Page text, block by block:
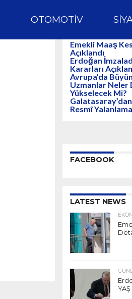
OTOMOTIV
Emekli Maaş
Açıklandı
Erdoğan
Kararları
Avrupa’da
Uzmanlar Neler
Yükselecek Mi?
Resmî Yalanlama
FACEBOOK
LATEST NEWS
YAŞ